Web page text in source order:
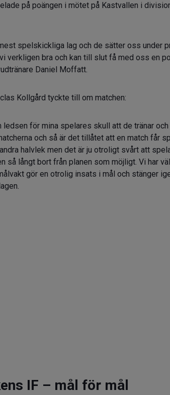
på poängen i mötet på Kastvallen i
spelskickliga lag och de sätter oss under
verkligen bra och kan till slut få med oss en
Daniel Moffatt.
Kollgård tyckte till om matchen:
för mina spelares skull att de tränar
och så är det tillåtet att en match får
halvlek men det är ju otroligt svårt att
så långt bort från planen som möjligt. Vi har
gör en otrolig insats i mål och stänger
IF – mål för mål